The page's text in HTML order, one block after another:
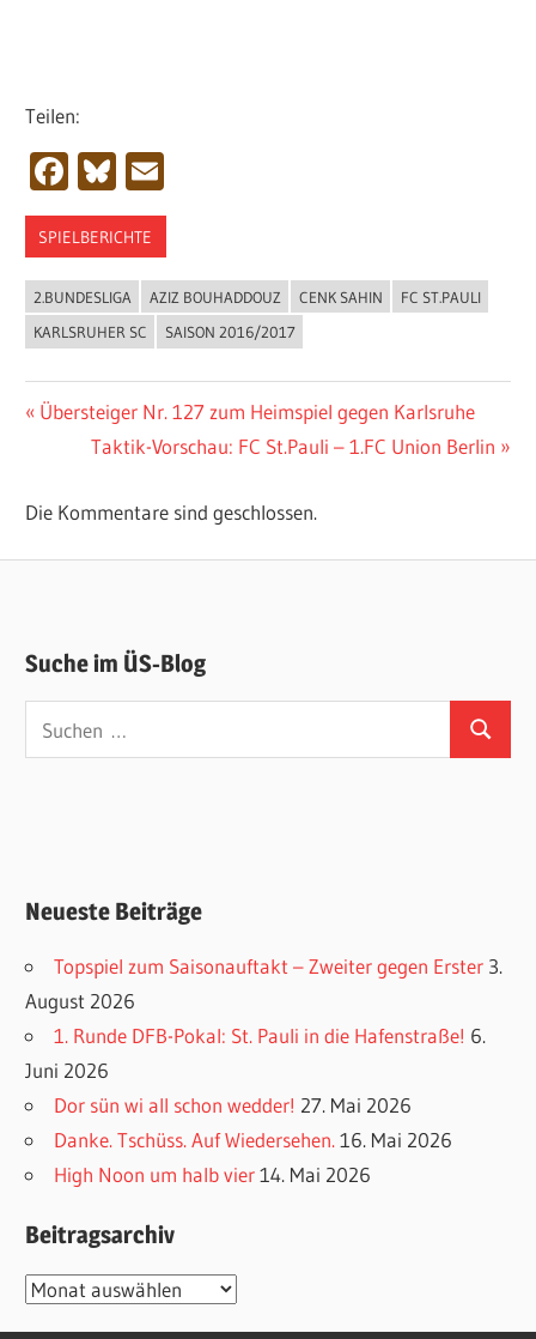
Teilen:
Facebook
Bluesky
SPIELBERICHTE
2.BUNDESLIGA AZIZ BOUHADDOUZ CENK SAHIN
FC ST.PAULI
KARLSRUHER SC
SAISON 2016/2017
Beitragsnavigation
Vorheriger
Beitrag:
Übersteiger Nr. 127 zum Heimspiel gegen Karlsruhe
Nächster
Taktik-Vorschau: FC St.Pauli – 1.FC Union Berlin
Die Kommentare sind geschlossen.
Suche im ÜS-Blog
nach:
Suchen
Neueste Beiträge
Topspiel zum Saisonauftakt – Zweiter gegen Erster 3.
August 2026
1. Runde DFB-Pokal: St. Pauli in die Hafenstraße! 6.
Juni 2026
Dor sün wi all schon wedder! 27. Mai 2026
Danke. Tschüss. Auf Wiedersehen. 16. Mai 2026
High Noon um halb vier 14. Mai 2026
Beitragsarchiv
Beitragsarchiv